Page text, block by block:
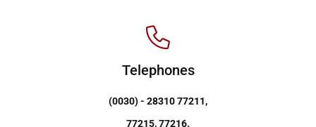
Telephones
(0030) - 28310 77211,
77215, 77216.